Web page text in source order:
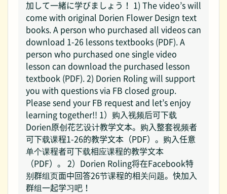
加して一緒に学びましょう！ 1) The video’s will
come with original Dorien Flower Design text
books. A person who purchased all videos can
download 1-26 lessons textbooks (PDF). A
person who purchased one single video
lesson can download the purchased lesson
textbook (PDF). 2) Dorien Roling will support
you with questions via FB closed group.
Please send your FB request and let’s enjoy
learning together!! 1）购入视频后可下载
Dorien原创花艺设计教学文本。购入整套视频者
可下载课程1-26的教学文本（PDF）。购入任意
单个课程者可下载相应课程的教学文本
（PDF）。 2）Dorien Roling将在Facebook特
别群组页面中回答26节课程的相关问题。快加入
群组一起学习吧！